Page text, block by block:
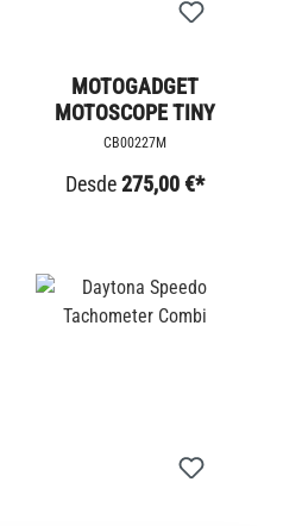
MOTOGADGET
MOTOSCOPE TINY
CB00227M
Desde275,00 €*